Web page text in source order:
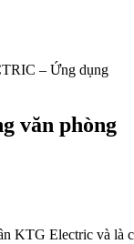
– Ứng dụng
văn phòng
KTG Electric và là